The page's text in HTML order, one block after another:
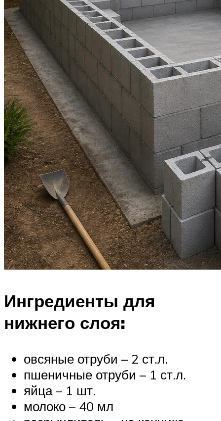
Ингредиенты для
нижнего слоя:
овсяные отруби – 2 ст.л.
пшеничные отруби – 1 ст.л.
яйца – 1 шт.
молоко – 40 мл